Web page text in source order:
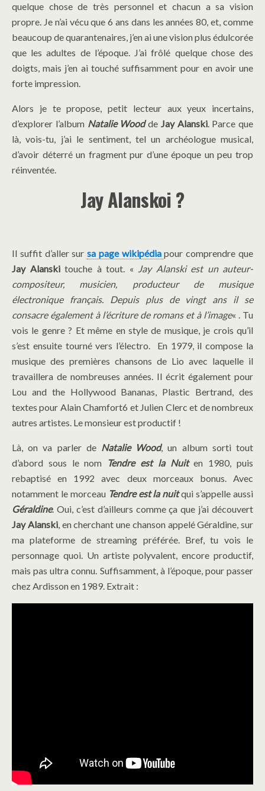
quelque chose de très personnel et chacun a sa vision
propre. Je n’ai vécu que 6 ans dans les années 80, et, comme
beaucoup de quarantenaires, j’en ai une vision plus édulcorée
que les adultes de l’époque. J’ai frôlé quelque chose des
doigts, mais j’en ai touché suffisamment pour en avoir une
forte impression.
Alors je te propose, petit lecteur aux yeux incertains,
d’explorer l’album Natalie Woodde Jay Alanski. Parce que
là, vois-tu, j’ai le sentiment, tel un archéologue musical,
d’avoir déterré un fragment pur d’une époque un peu trop
réinventée.
Jay Alanskoi ?
Il suffit d’aller sursa page wikipédiapour comprendre que
Jay Alanskitouche à tout. « Jay Alanski est un auteur-
compositeur, musicien, producteur de musique
électronique français. Depuis plus de vingt ans il se
consacre également à l’écriture de romans et à l’image« . Tu
vois le genre ? Et même en style de musique, je crois qu’il
s’est ensuite tourné vers l’électro. En 1979, il compose la
musique des premières chansons de Lio avec laquelle il
travaillera de nombreuses années. Il écrit également pour
Lou and the Hollywood Bananas, Plastic Bertrand, des
textes pour Alain Chamfort6 et Julien Clerc et de nombreux
autres artistes. Le monsieur est productif !
Là, on va parler de Natalie Wood, un album sorti tout
d’abord sous le nom Tendre est la Nuiten 1980, puis
rebaptisé en 1992 avec deux morceaux bonus. Avec
notamment le morceau Tendre est la nuitqui s’appelle aussi
Géraldine. Oui, c’est d’ailleurs comme ça que j’ai découvert
Jay Alanski, en cherchant une chanson appelé Géraldine, sur
ma plateforme de streaming préférée. Bref, tu vois le
personnage quoi. Un artiste polyvalent, encore productif,
mais pas ultra connu. Suffisamment, à l’époque, pour passer
chez Ardisson en 1989. Extrait :